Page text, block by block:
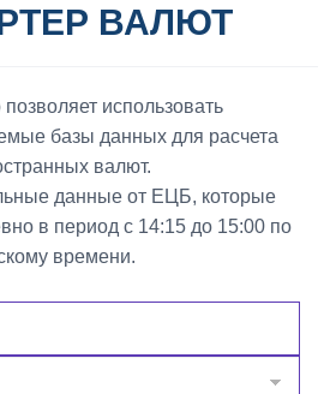
ВАЛЮТ
использовать
базы данных для расчета
валют.
данные от ЕЦБ, которые
в период с 14:15 до 15:00 по
времени.